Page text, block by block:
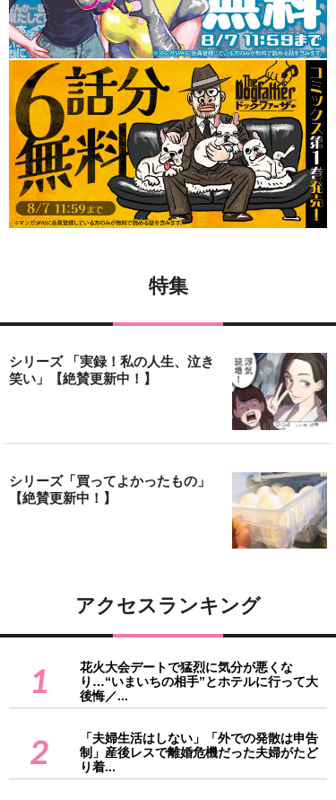
特集
シリーズ 「実録！私の人生、泣き
笑い」【絶賛更新中！】
シリーズ「買ってよかったもの」
【絶賛更新中！】
アクセスランキング
1
花火大会デートで猛烈に気分が悪くな
り…“いまいちの相手”とホテルに行って大
後悔／...
2
「夫婦生活はしない」「外での発散は申告
制」産後レスで離婚危機だった夫婦がたど
り着...